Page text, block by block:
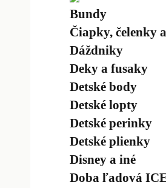
Bundy
Čiapky, čelenky
Dáždniky
Deky a fusaky
Detské body
Detské lopty
Detské perinky
Detské plienky
Disney a iné
Doba ľadová